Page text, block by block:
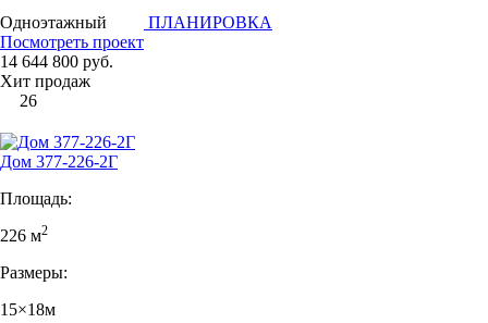
Одноэтажный
ПЛАНИРОВКА
Посмотреть проект
14 644 800 руб.
Хит продаж
26
Дом 377-226-2Г
Площадь:
226 м2
Размеры:
15×18м